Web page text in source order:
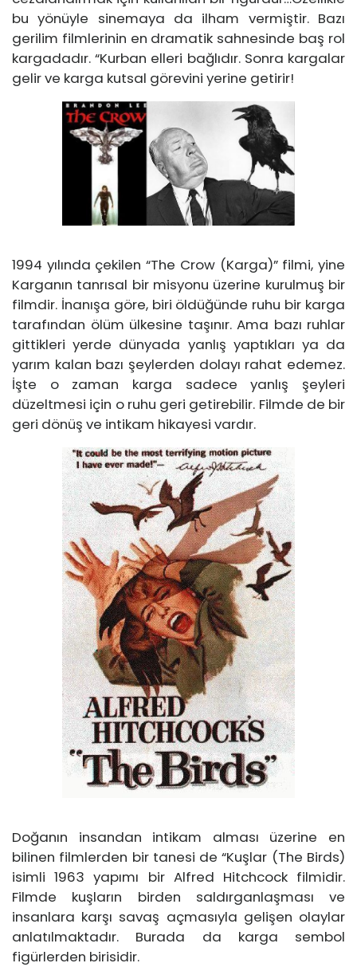
bu yönüyle sinemaya da ilham vermiştir. Bazı
gerilim filmlerinin en dramatik sahnesinde baş rol
kargadadır. “Kurban elleri bağlıdır. Sonra kargalar
gelir ve karga kutsal görevini yerine getirir!
1994 yılında çekilen “The Crow (Karga)” filmi, yine
Karganın tanrısal bir misyonu üzerine kurulmuş bir
filmdir. İnanışa göre, biri öldüğünde ruhu bir karga
tarafından ölüm ülkesine taşınır. Ama bazı ruhlar
gittikleri yerde dünyada yanlış yaptıkları ya da
yarım kalan bazı şeylerden dolayı rahat edemez.
İşte o zaman karga sadece yanlış şeyleri
düzeltmesi için o ruhu geri getirebilir. Filmde de bir
geri dönüş ve intikam hikayesi vardır.
Doğanın insandan intikam alması üzerine en
bilinen filmlerden bir tanesi de “Kuşlar (The Birds)
isimli 1963 yapımı bir Alfred Hitchcock filmidir.
Filmde kuşların birden saldırganlaşması ve
insanlara karşı savaş açmasıyla gelişen olaylar
anlatılmaktadır. Burada da karga sembol
figürlerden birisidir.